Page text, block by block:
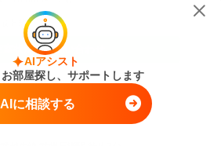
最上階
室状況をお問い合わせ
AIアシスト
部屋探し、サポートします
AIに相談する